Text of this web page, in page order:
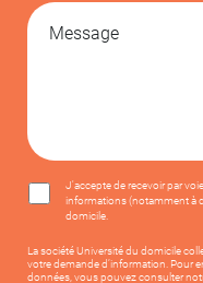
J'accepte de recevoir par
informations (notamment à
domicile.
La société Université du domicile
votre demande d’information. Pour
données, vous pouvez consulter